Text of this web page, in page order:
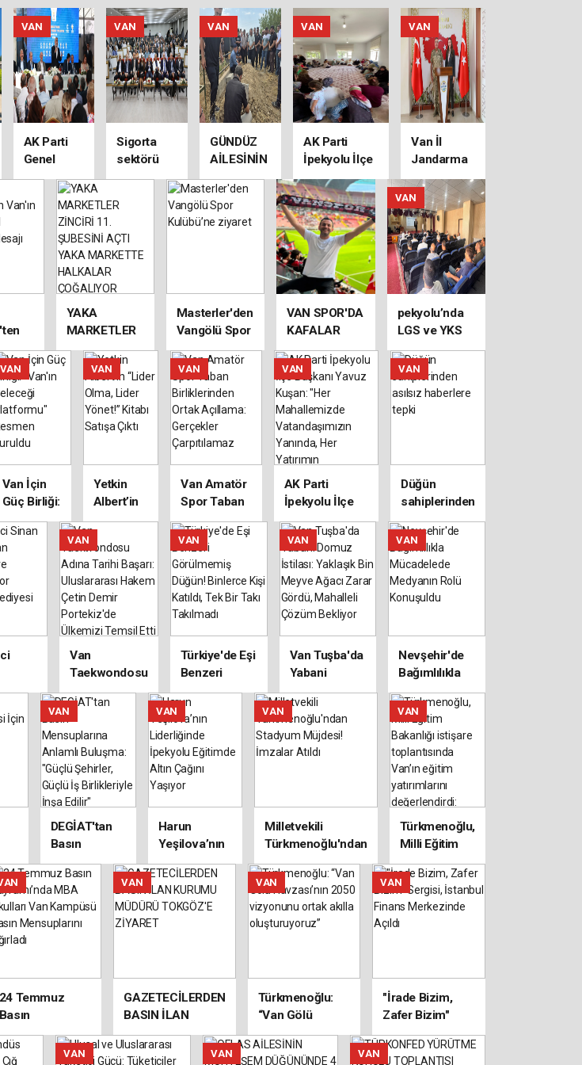
VAN
AK Parti
Genel
Başkan
Yardımcısı
Yayman,
Hatay'da
konuştu:
VAN
Sigorta
sektörü
Van
buluştu!
VAN
GÜNDÜZ
AİLESİNİN
ACI GÜNÜ
VAN
AK Parti
İpekyolu İlçe
Kadın Kolları,
Hane
Ziyaretleri
Gerçekleştirdi
VAN
Van İl
Jandarma
Komutanı
Avkıran’dan
Kaymakam
Keser’e
Hayırlı
Olsun
Ziyareti
YAKA
MARKETLER
ZİNCİRİ 11.
ŞUBESİNİ
AÇTI YAKA
MARKETTE
HALKALAR
ÇOĞALIYOR
Masterler'den
Vangölü Spor
Kulübü’ne
ziyaret
VAN SPOR'DA
KAFALAR
KARIŞTI
VAN
pekyolu’nda
LGS ve YKS
Başarısı
Kapsamlı
Verilerle
Masaya
Yatırıldı
VAN
Van İçin
Güç Birliği:
"Van'ın
Geleceği
Platformu"
Resmen
Kuruldu
VAN
Yetkin
Albert’in
“Lider
Lider
Yönet!”
Kitabı
Satışa
Çıktı
VAN
Van Amatör
Spor Taban
Birliklerinden
Ortak
Açıllama:
Gerçekler
Çarpıtılamaz
VAN
AK Parti
İpekyolu İlçe
Başkanı Yavuz
Kuşan: "Her
Mahallemizde
Vatandaşımızın
Yanında, Her
Yatırımın
Takipçisiyiz"
VAN
Düğün
sahiplerinden
asılsız
haberlere
tepki
VAN
Van
Taekwondosu
Adına Tarihi
Başarı:
Uluslararası
Hakem Çetin
Demir
Portekiz'de
Ülkemizi
Temsil Etti
VAN
Türkiye'de Eşi
Benzeri
Görülmemiş
Düğün!
Binlerce Kişi
Katıldı, Tek Bir
Takı
Takılmadı
VAN
Van Tuşba'da
Yabani
Domuz
İstilası:
Yaklaşık Bin
Meyve Ağacı
Zarar Gördü,
Bekliyor
VAN
Nevşehir'de
Bağımlılıkla
Mücadelede
Medyanın
Rolü
Konuşuldu
VAN
DEGİAT'tan
Basın
Mensuplarına
Anlamlı
Buluşma:
"Güçlü
Şehirler,
İnşa Edilir"
VAN
Harun
Yeşilova’nın
Liderliğinde
İpekyolu
Eğitimde
Altın Çağını
VAN
Milletvekili
Türkmenoğlu'ndan
Stadyum Müjdesi!
İmzalar Atıldı
VAN
Türkmenoğlu,
Milli Eğitim
Bakanlığı
istişare
toplantısında
Van’ın eğitim
24 Temmuz
Basın
MBA Okulları
VAN
GAZETECİLERDEN
BASIN İLAN
KURUMU MÜDÜRÜ
TOKGÖZ'E
VAN
Türkmenoğlu:
“Van Gölü
Havzası’nın
2050 vizyonunu
VAN
"İrade Bizim,
Zafer Bizim"
Sergisi, İstanbul
Finans
VAN VAN VAN